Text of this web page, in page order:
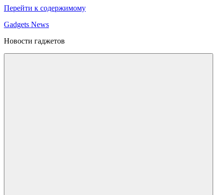
Перейти к содержимому
Gadgets News
Новости гаджетов